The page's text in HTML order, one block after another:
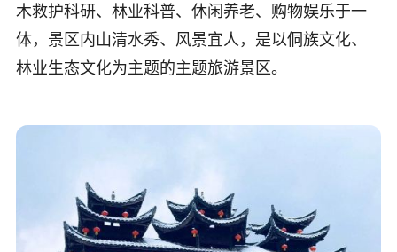
木救护科研、林业科普、休闲养老、购物娱乐于一
体，景区内山清水秀、风景宜人，是以侗族文化、
林业生态文化为主题的主题旅游景区。